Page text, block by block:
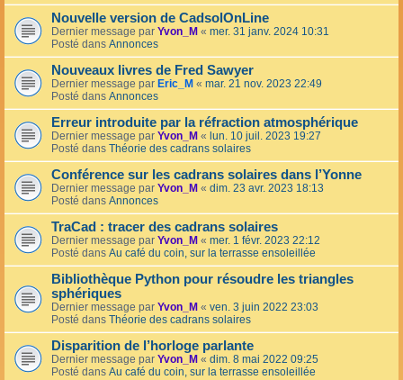
Nouvelle version de CadsolOnLine
Dernier message par Yvon_M « mer. 31 janv. 2024 10:31
Posté dans Annonces
Nouveaux livres de Fred Sawyer
Dernier message par Eric_M « mar. 21 nov. 2023 22:49
Posté dans Annonces
Erreur introduite par la réfraction atmosphérique
Dernier message par Yvon_M « lun. 10 juil. 2023 19:27
Posté dans Théorie des cadrans solaires
Conférence sur les cadrans solaires dans l’Yonne
Dernier message par Yvon_M « dim. 23 avr. 2023 18:13
Posté dans Annonces
TraCad : tracer des cadrans solaires
Dernier message par Yvon_M « mer. 1 févr. 2023 22:12
Posté dans Au café du coin, sur la terrasse ensoleillée
Bibliothèque Python pour résoudre les triangles
sphériques
Dernier message par Yvon_M « ven. 3 juin 2022 23:03
Posté dans Théorie des cadrans solaires
Disparition de l’horloge parlante
Dernier message par Yvon_M « dim. 8 mai 2022 09:25
Posté dans Au café du coin, sur la terrasse ensoleillée